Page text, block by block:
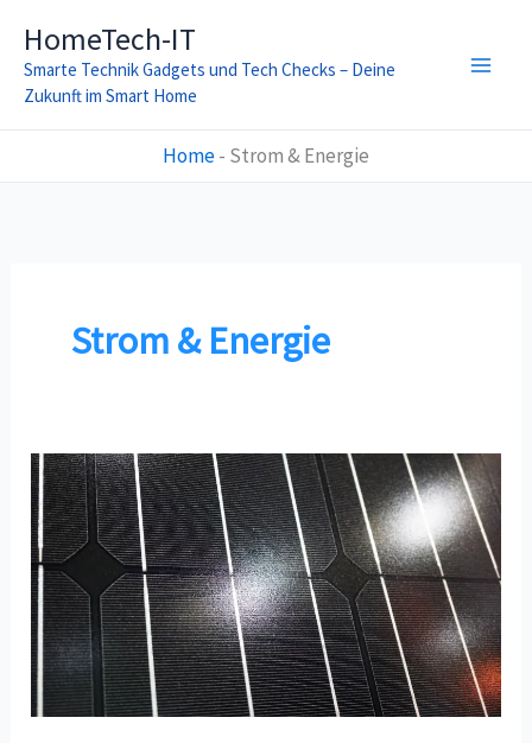
Inhalt
springen
HomeTech-IT
Smarte Technik Gadgets und Tech Checks – Deine
Zukunft im Smart Home
Home- Strom & Energie
Strom & Energie